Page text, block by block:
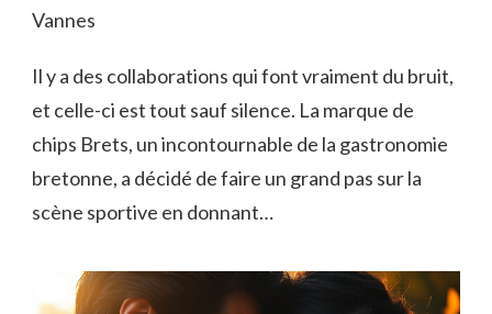
Vannes
Il y a des collaborations qui font vraiment du bruit,
et celle-ci est tout sauf silence. La marque de
chips Brets, un incontournable de la gastronomie
bretonne, a décidé de faire un grand pas sur la
scène sportive en donnant…